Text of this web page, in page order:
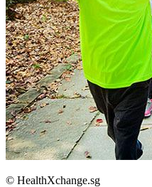
© HealthXchange.sg